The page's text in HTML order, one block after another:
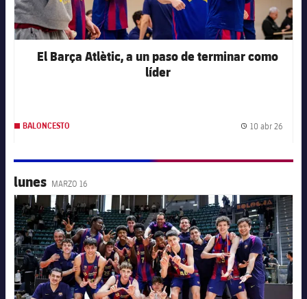
El Barça Atlètic, a un paso de terminar como
líder
BALONCESTO Fecha
10 abr 26
lunes MARZO 16
FC Barcelona club badge